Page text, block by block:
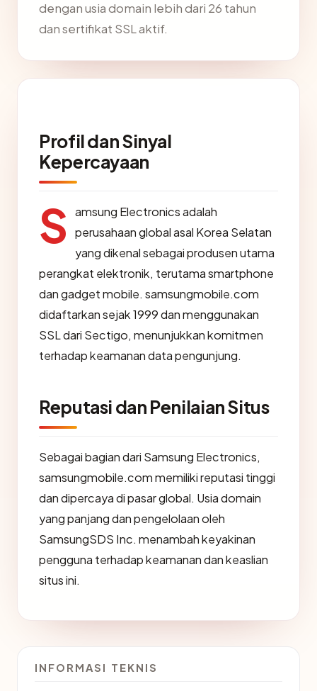
dengan usia domain lebih dari 26 tahun
dan sertifikat SSL aktif.
Profil dan Sinyal
Kepercayaan
S
amsung Electronics adalah
perusahaan global asal Korea Selatan
yang dikenal sebagai produsen utama
perangkat elektronik, terutama smartphone
dan gadget mobile. samsungmobile.com
didaftarkan sejak 1999 dan menggunakan
SSL dari Sectigo, menunjukkan komitmen
terhadap keamanan data pengunjung.
Reputasi dan Penilaian Situs
Sebagai bagian dari Samsung Electronics,
samsungmobile.com memiliki reputasi tinggi
dan dipercaya di pasar global. Usia domain
yang panjang dan pengelolaan oleh
SamsungSDS Inc. menambah keyakinan
pengguna terhadap keamanan dan keaslian
situs ini.
INFORMASI TEKNIS